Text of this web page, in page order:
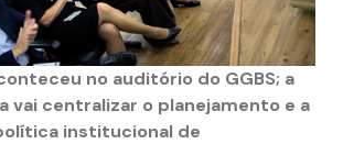
no auditório do GGBS; a
vai centralizar o planejamento e a
institucional de